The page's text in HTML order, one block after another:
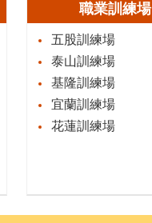
職業訓練場
五股訓練場
泰山訓練場
基隆訓練場
宜蘭訓練場
花蓮訓練場